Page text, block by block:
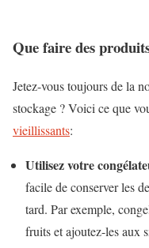
Que faire des
Jetez-vous toujours de la
stockage ? Voici ce que
vieillissants:
Utilisez votre
facile de conserver les
tard. Par exemple,
fruits et ajoutez-les aux